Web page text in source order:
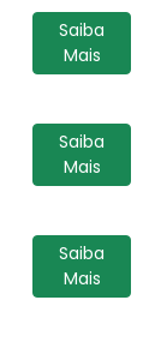
Saiba
Mais
Saiba
Mais
Saiba
Mais